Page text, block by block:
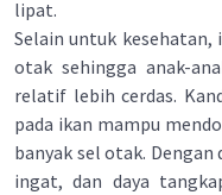
lipat.
Selain untuk
otak sehingga anak-
relatif lebih cerdas.
pada ikan mampu
banyak sel otak.
ingat, dan daya